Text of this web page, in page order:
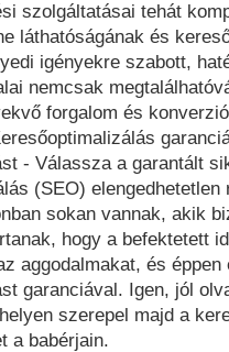
szolgáltatásai tehát
láthatóságának és
igényekre szabott,
nemcsak
forgalom és
- Válassza a garantált
(SEO)
sokan vannak, akik
hogy a befektetett
aggodalmakat, és
garanciával. Igen, jól
szerepel majd a
a babérjain.